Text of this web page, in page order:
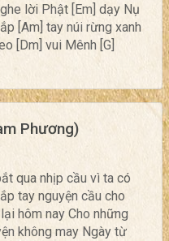
lời Phật [Em] dạy Nụ
[Am] tay núi rừng xanh
[Dm] vui Mênh [G]
Phương)
qua nhịp cầu vì ta có
tay nguyện cầu cho
hôm nay Cho những
không may Ngày từ